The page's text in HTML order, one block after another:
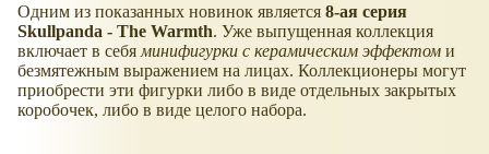
Одним из показанных новинок является 8-ая серия
Skullpanda - The Warmth. Уже выпущенная коллекция
включает в себя минифигурки с керамическим эффектом и
безмятежным выражением на лицах. Коллекционеры могут
приобрести эти фигурки либо в виде отдельных закрытых
коробочек, либо в виде целого набора.